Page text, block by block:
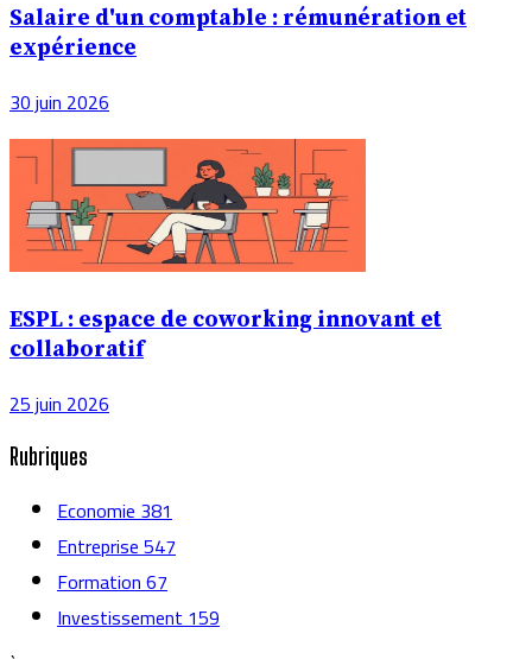
Salaire d'un comptable : rémunération et
expérience
30 juin 2026
ESPL : espace de coworking innovant et
collaboratif
25 juin 2026
Rubriques
Economie381
Entreprise547
Formation67
Investissement159